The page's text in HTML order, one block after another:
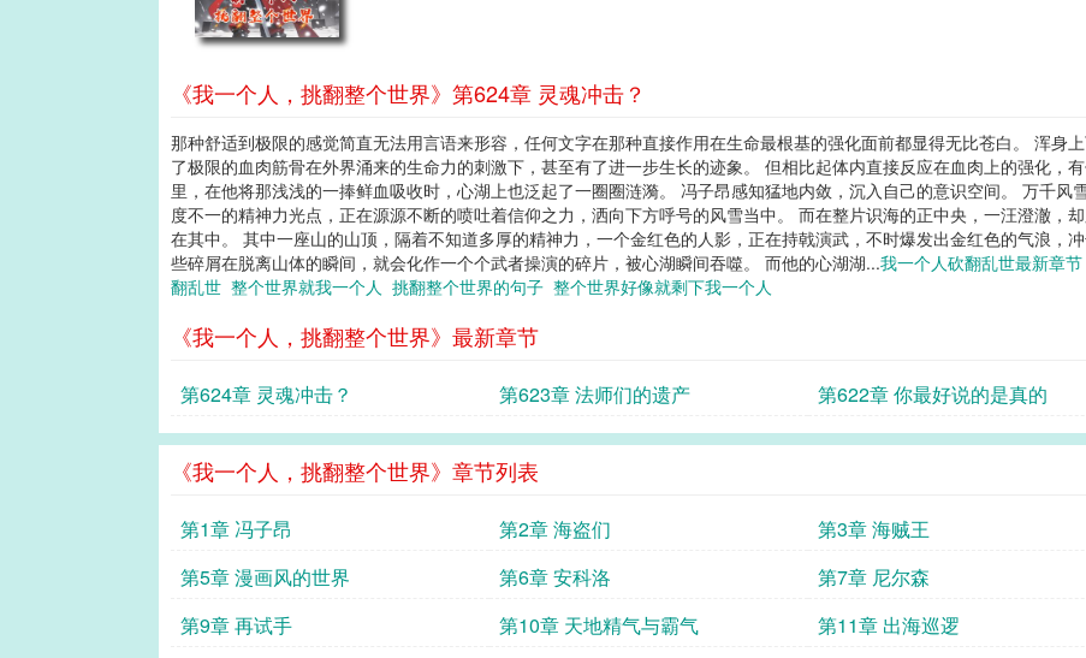
《我一个人，挑翻整个世界》第624章 灵魂冲击？
那种舒适到极限的感觉简直无法用言语来形容，任何文字在那种直接作用在生命最根基的强化面前都显得无比苍白。 浑身
了极限的血肉筋骨在外界涌来的生命力的刺激下，甚至有了进一步生长的迹象。 但相比起体内直接反应在血肉上的强化，
里，在他将那浅浅的一捧鲜血吸收时，心湖上也泛起了一圈圈涟漪。 冯子昂感知猛地内敛，沉入自己的意识空间。 万千风
度不一的精神力光点，正在源源不断的喷吐着信仰之力，洒向下方呼号的风雪当中。 而在整片识海的正中央，一汪澄澈，
在其中。 其中一座山的山顶，隔着不知道多厚的精神力，一个金红色的人影，正在持戟演武，不时爆发出金红色的气浪，
些碎屑在脱离山体的瞬间，就会化作一个个武者操演的碎片，被心湖瞬间吞噬。 而他的心湖湖...我一个人砍翻乱世最新章节
翻乱世 整个世界就我一个人 挑翻整个世界的句子 整个世界好像就剩下我一个人
《我一个人，挑翻整个世界》最新章节
第624章 灵魂冲击？ 第623章 法师们的遗产 第622章 你最好说的是真的
《我一个人，挑翻整个世界》章节列表
第1章 冯子昂 第2章 海盗们 第3章 海贼王
第5章 漫画风的世界
第6章 安科洛 第7章 尼尔森
第9章 再试手
第10章 天地精气与霸气 第11章 出海巡逻